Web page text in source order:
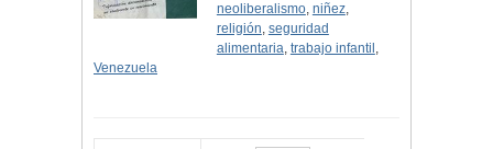
neoliberalismo, niñez,
religión, seguridad
alimentaria, trabajo infantil ,
Venezuela